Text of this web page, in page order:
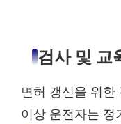
검사 및 교
면허 갱신을 위한
이상 운전자는 정